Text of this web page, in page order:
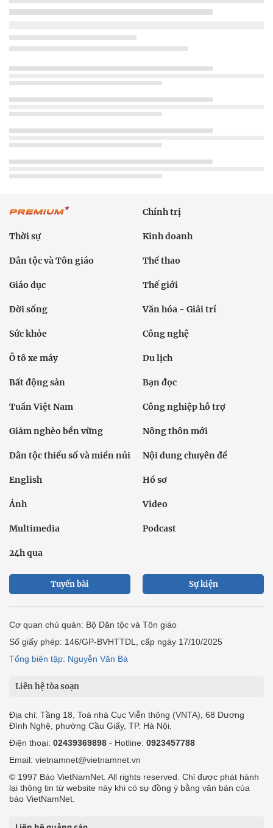
Chính trị
Thời sự Kinh doanh
Dân tộc và Tôn giáo Thể thao
Giáo dục Thế giới
Đời sống Văn hóa - Giải trí
Sức khỏe Công nghệ
Ô tô xe máy Du lịch
Bất động sản Bạn đọc
Tuần Việt Nam Công nghiệp hỗ trợ
Giảm nghèo bền vững Nông thôn mới
Dân tộc thiểu số và miền núi Nội dung chuyên đề
English Hồ sơ
Ảnh Video
Multimedia Podcast
24h qua
Tuyến bài Sự kiện
Cơ quan chủ quản: Bộ Dân tộc và Tôn giáo
Số giấy phép: 146/GP-BVHTTDL, cấp ngày 17/10/2025
Tổng biên tập: Nguyễn Văn Bá
Liên hệ tòa soạn
Địa chỉ: Tầng 18, Toà nhà Cục Viễn thông (VNTA), 68 Dương
Đình Nghệ, phường Cầu Giấy, TP. Hà Nội.
Điện thoại: 02439369898 - Hotline: 0923457788
Email: vietnamnet@vietnamnet.vn
© 1997 Báo VietNamNet. All rights reserved. Chỉ được phát hành
lại thông tin từ website này khi có sự đồng ý bằng văn bản của
báo VietNamNet.